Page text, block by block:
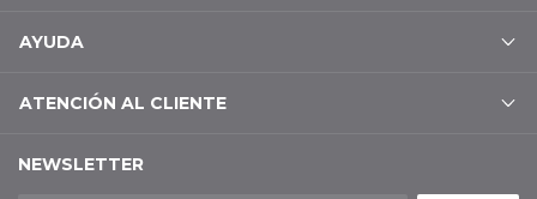
AYUDA
ATENCIÓN AL CLIENTE
NEWSLETTER